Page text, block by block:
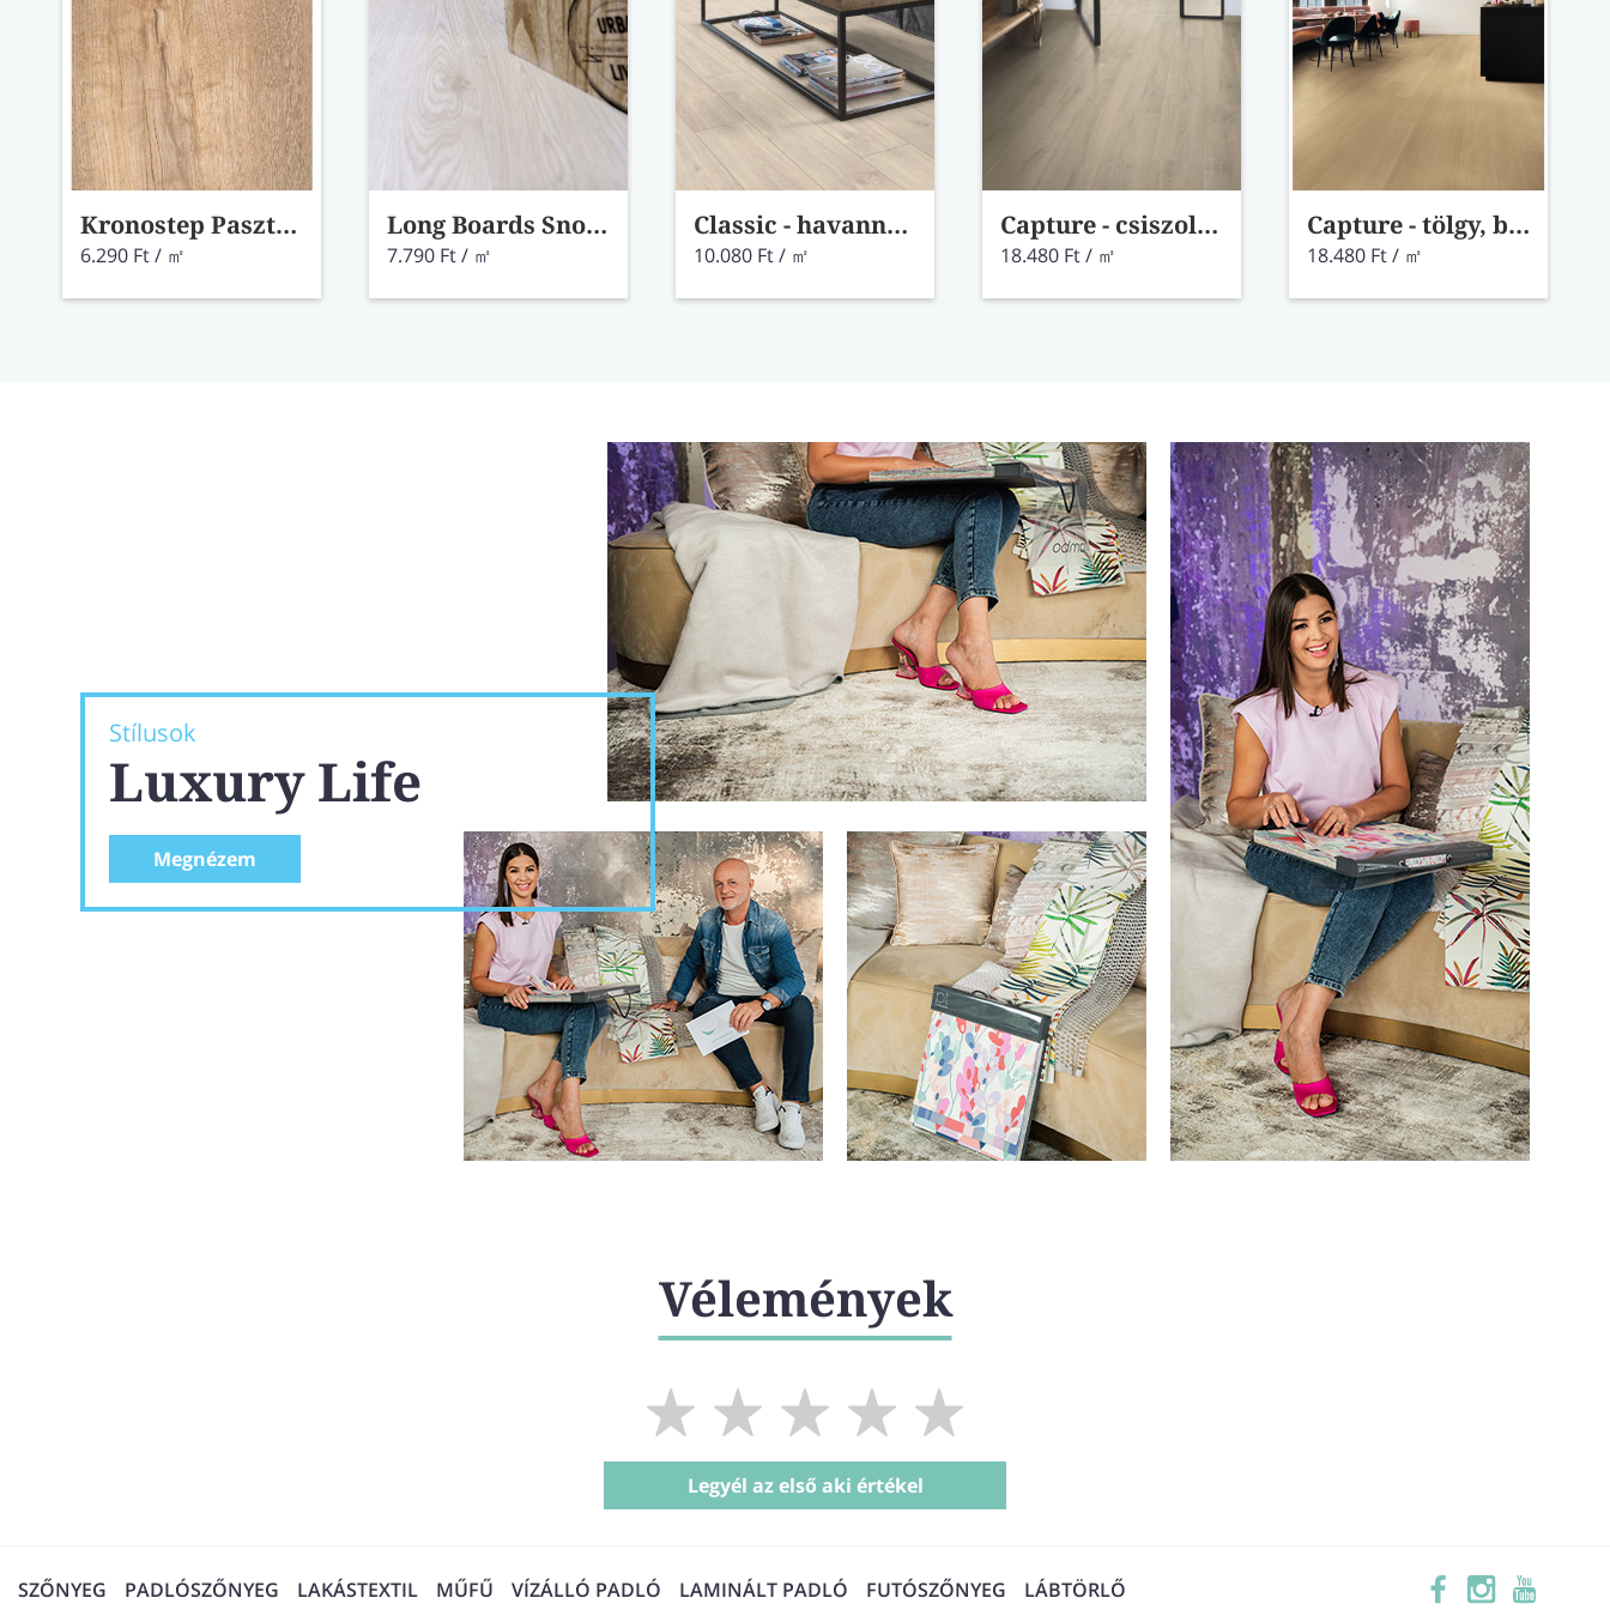
Kronostep Pasztel tölgy laminált padló 8279
6.290 Ft / ㎡
Long Boards Snow Oak laminált padló 42086409
7.790 Ft / ㎡
Classic - havanna természetes tölgy vízálló laminált padló CLM1655
10.080 Ft / ㎡
Capture - csiszolt beige tölgy laminált padló SIG4764
18.480 Ft / ㎡
Capture - tölgy, beige lakk laminált padló SIG4750
18.480 Ft / ㎡
Stílusok
Luxury Life
Megnézem
Vélemények
Legyél az első aki értékel
SZŐNYEG PADLÓSZŐNYEG LAKÁSTEXTIL MŰFŰ VÍZÁLLÓ PADLÓ LAMINÁLT PADLÓ FUTÓSZŐNYEG LÁBTÖRLŐ